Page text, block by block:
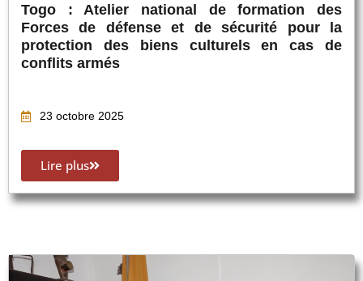
Togo : Atelier national de formation des
Forces de défense et de sécurité pour la
protection des biens culturels en cas de
conflits armés
23 octobre 2025
Lire plus